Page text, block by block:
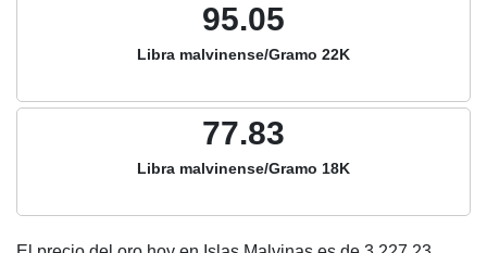
95.05
Libra malvinense/Gramo 22K
77.83
Libra malvinense/Gramo 18K